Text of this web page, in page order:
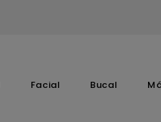
Facial Bucal